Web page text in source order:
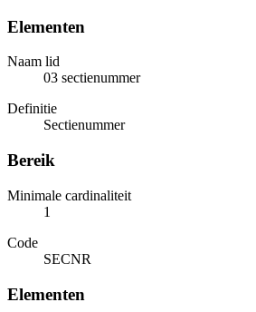
Elementen
Naam lid
03 sectienummer
Definitie
Sectienummer
Bereik
Minimale cardinaliteit
1
Code
SECNR
Elementen